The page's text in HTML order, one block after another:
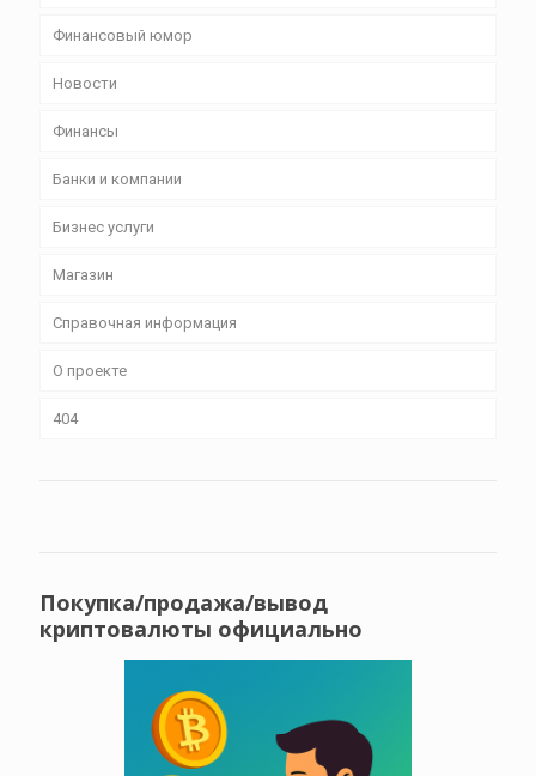
Финансовый юмор
Новости
Финансы
Банки и компании
Бизнес уcлуги
Магазин
Справочная информация
О проекте
404
Покупка/продажа/вывод
криптовалюты официально